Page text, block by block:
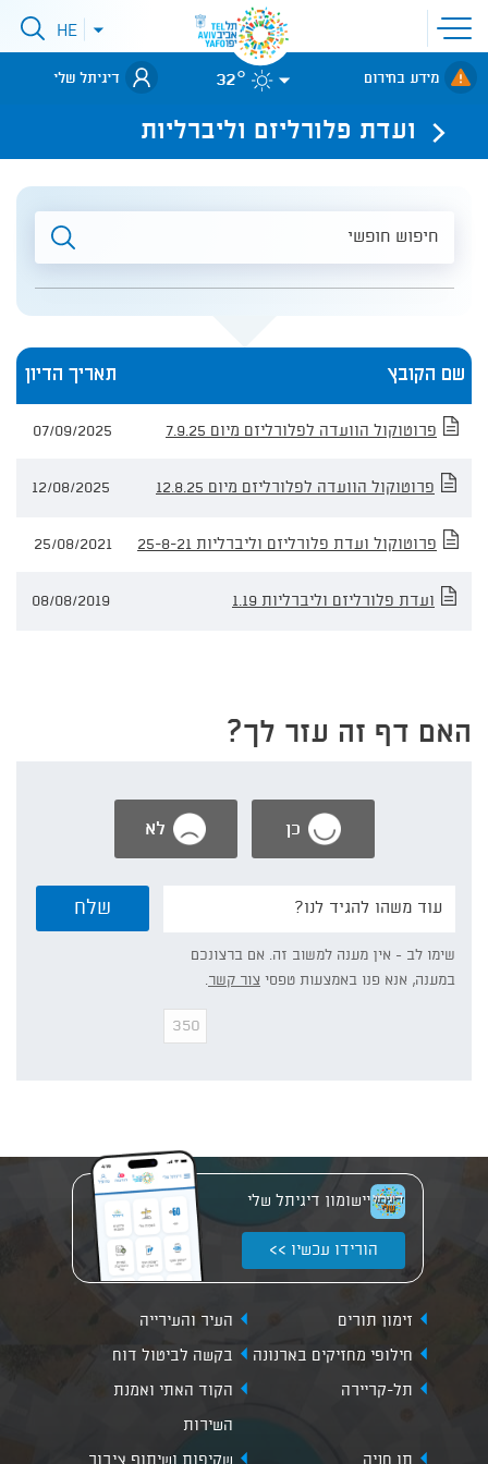
פתיחת
תפריט
אתר
לאתר עיריית
תל-אביב
פתיחתHE
מידע בחירום 32° דיגיתל שלי
ועדת פלורליזם וליברליות
חיפוש
טבלה
שם הקובץ תאריך הדיון
פרוטוקול הוועדה לפלורליזם מיום 7.9.25 07/09/2025
פרוטוקול הוועדה לפלורליזם מיום 12.8.25 12/08/2025
פרוטוקול ועדת פלורליזם וליברליות 25-8-21 25/08/2021
ועדת פלורליזם וליברליות 1.19 08/08/2019
האם דף זה עזר לך?
כן לא
תפרט/י:
שלח
שימו לב - אין מענה למשוב זה. אם ברצונכם
במענה, אנא פנו באמצעות טפסי צור קשר.
יישומון דיגיתל שלי
הורידו עכשיו >>
זימון תורים
העיר והעירייה
חילופי מחזיקים בארנונה
בקשה לביטול דוח
תל-קריירה
הקוד האתי ואמנת
השירות